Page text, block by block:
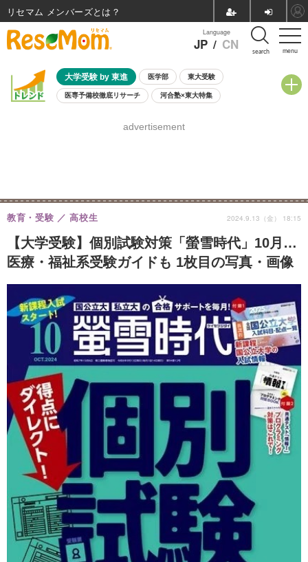
menu
Language
JP / CN search
大学受験 by 東進 医学部 東大受験
医専予備校徹底リサーチ 河合塾×東大特集
8月開催学校説明会・相談会
advertisement
【大学受験】個別試験対策「螢雪時代」10月…
医療・福祉系受験ガイドも 1枚目の写真・画像
教育・受験 高校生 2024.9.13（金） 18:15
リセマム メンバーズ